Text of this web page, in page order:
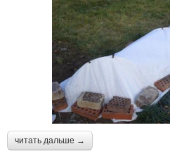
читать дальше →